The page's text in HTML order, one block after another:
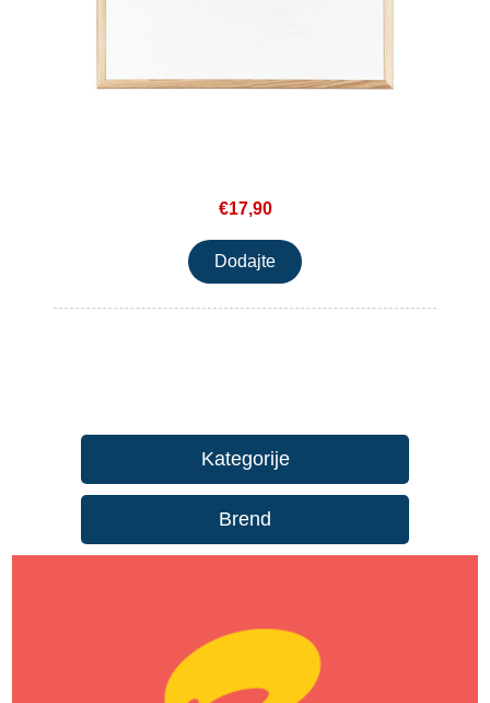
€17,90
Kategorije
Brend